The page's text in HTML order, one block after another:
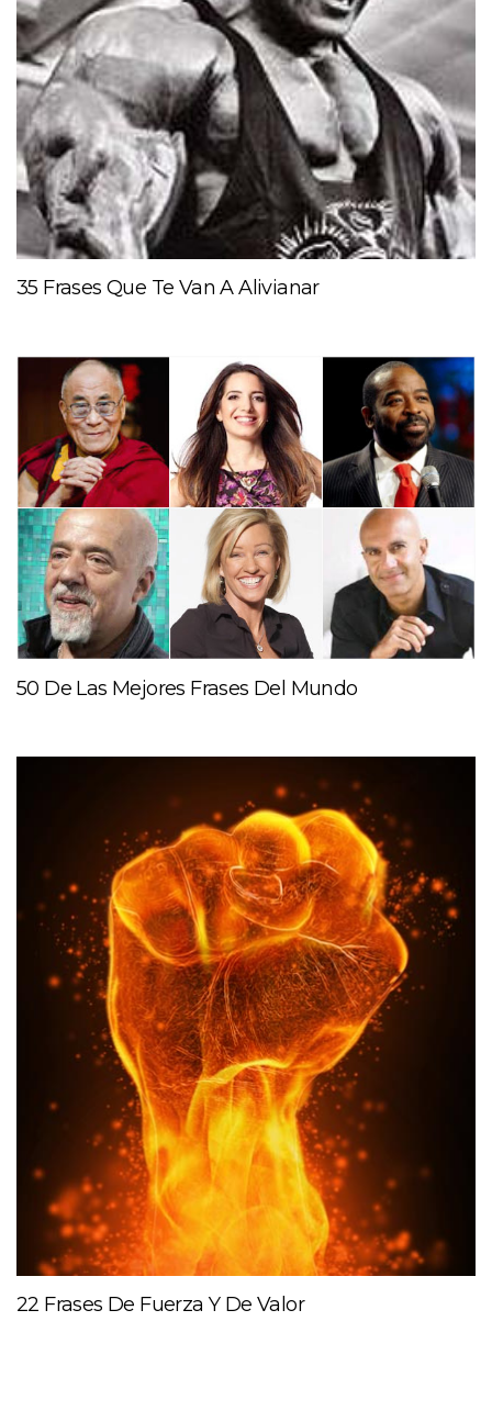
35 Frases Que Te Van A Alivianar
50 De Las Mejores Frases Del Mundo
22 Frases De Fuerza Y De Valor